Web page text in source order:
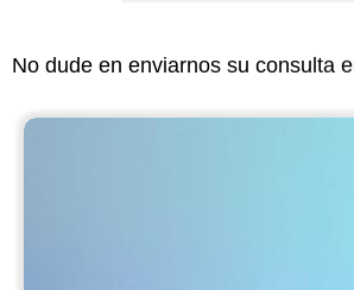
No dude en enviarnos su consulta